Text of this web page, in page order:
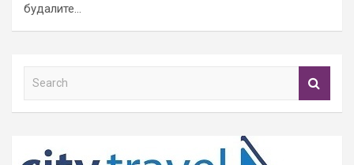
будалите…
h